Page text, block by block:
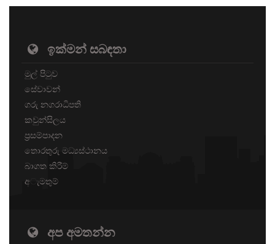
ඉක්මන් සබඳතා
මුල් පිටුව
සේවාවන්
ගරු නගරාධිපති
කවුන්සිලය
ප්‍රසම්පාදන
තොරතුරු මධ්‍යස්ථානය
බාගත කිරීම්
අැමතුම්
අප අමතන්න